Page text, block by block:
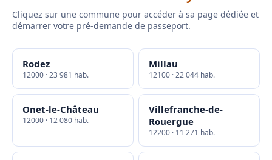
Cliquez sur une commune pour accéder à sa page dédiée et
démarrer votre pré-demande de passeport.
Rodez
12000 · 23 981 hab.
Millau
12100 · 22 044 hab.
Onet-le-Château
12000 · 12 080 hab.
Villefranche-de-
Rouergue
12200 · 11 271 hab.